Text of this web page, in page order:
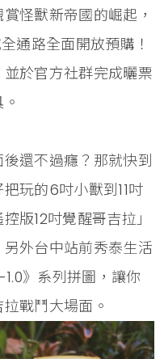
怪獸新帝國的崛起，
通路全面開放預購！
於官方社群完成曬票
還不過癮？那就快到
玩的6吋小獸到11吋
版12吋覺醒哥吉拉」
外台中站前秀泰生活
》系列拼圖，讓你
戰鬥大場面。